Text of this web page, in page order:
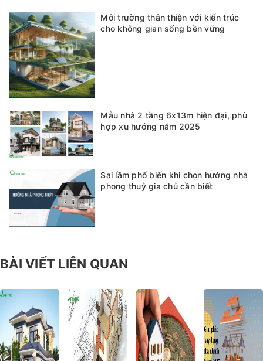
Môi trường thân thiện với kiến trúc
cho không gian sống bền vững
Mẫu nhà 2 tầng 6x13m hiện đại, phù
hợp xu hướng năm 2025
Sai lầm phổ biến khi chọn hướng nhà
phong thuỷ gia chủ cần biết
BÀI VIẾT LIÊN QUAN